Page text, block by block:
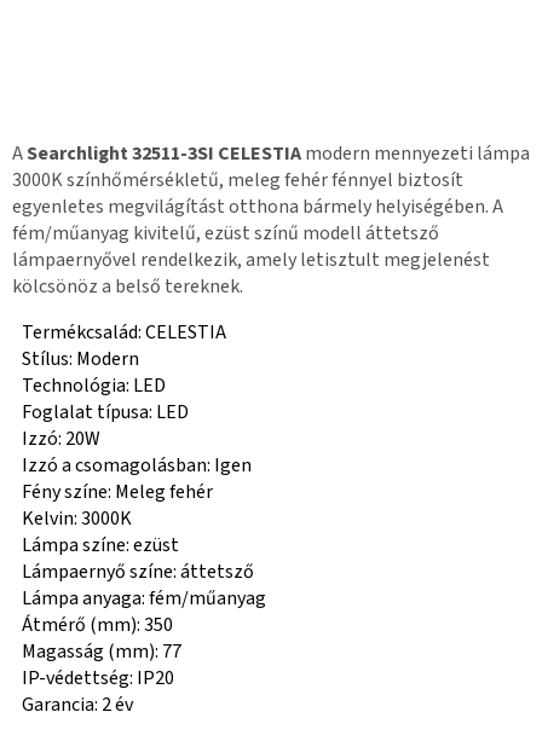
ASearchlight 32511-3SI CELESTIAmodern mennyezeti lámpa
3000K színhőmérsékletű, meleg fehér fénnyel biztosít
egyenletes megvilágítást otthona bármely helyiségében. A
fém/műanyag kivitelű, ezüst színű modell áttetsző
lámpaernyővel rendelkezik, amely letisztult megjelenést
kölcsönöz a belső tereknek.
Termékcsalád: CELESTIA
Stílus: Modern
Technológia: LED
Foglalat típusa: LED
Izzó: 20W
Izzó a csomagolásban: Igen
Fény színe: Meleg fehér
Kelvin: 3000K
Lámpa színe: ezüst
Lámpaernyő színe: áttetsző
Lámpa anyaga: fém/műanyag
Átmérő (mm): 350
Magasság (mm): 77
IP-védettség: IP20
Garancia: 2 év